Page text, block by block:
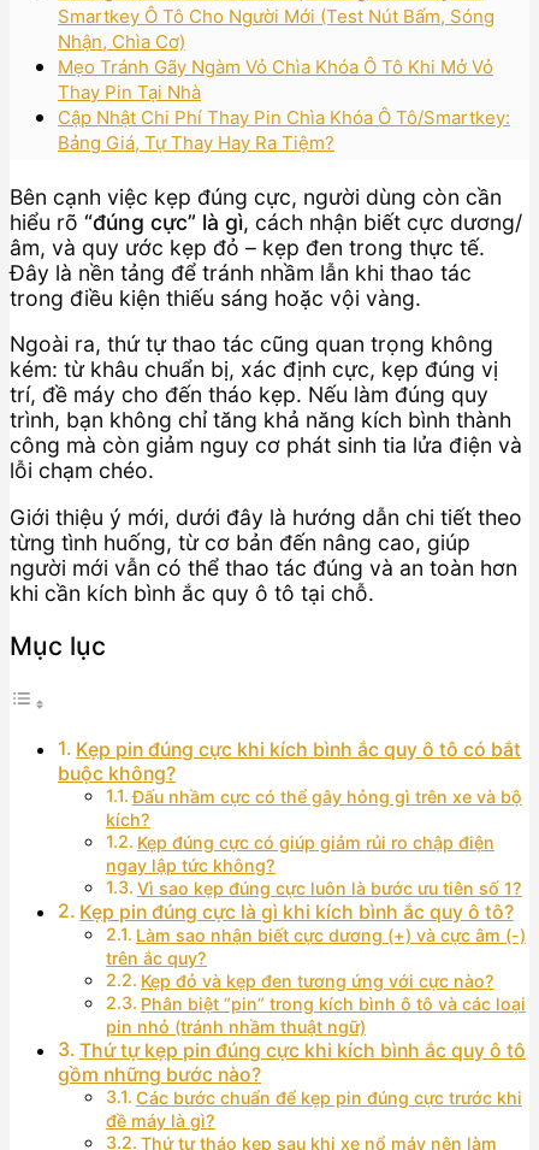
Smartkey Ô Tô Cho Người Mới (Test Nút Bấm, Sóng
Nhận, Chìa Cơ)
Mẹo Tránh Gãy Ngàm Vỏ Chìa Khóa Ô Tô Khi Mở Vỏ
Thay Pin Tại Nhà
Cập Nhật Chi Phí Thay Pin Chìa Khóa Ô Tô/Smartkey:
Bảng Giá, Tự Thay Hay Ra Tiệm?
Bên cạnh việc kẹp đúng cực, người dùng còn cần
hiểu rõ “đúng cực” là gì, cách nhận biết cực dương/
âm, và quy ước kẹp đỏ – kẹp đen trong thực tế.
Đây là nền tảng để tránh nhầm lẫn khi thao tác
trong điều kiện thiếu sáng hoặc vội vàng.
Ngoài ra, thứ tự thao tác cũng quan trọng không
kém: từ khâu chuẩn bị, xác định cực, kẹp đúng vị
trí, đề máy cho đến tháo kẹp. Nếu làm đúng quy
trình, bạn không chỉ tăng khả năng kích bình thành
công mà còn giảm nguy cơ phát sinh tia lửa điện và
lỗi chạm chéo.
Giới thiệu ý mới, dưới đây là hướng dẫn chi tiết theo
từng tình huống, từ cơ bản đến nâng cao, giúp
người mới vẫn có thể thao tác đúng và an toàn hơn
khi cần kích bình ắc quy ô tô tại chỗ.
Mục lục
Kẹp pin đúng cực khi kích bình ắc quy ô tô có bắt
buộc không?
Đấu nhầm cực có thể gây hỏng gì trên xe và bộ
kích?
Kẹp đúng cực có giúp giảm rủi ro chập điện
ngay lập tức không?
Vì sao kẹp đúng cực luôn là bước ưu tiên số 1?
Kẹp pin đúng cực là gì khi kích bình ắc quy ô tô?
Làm sao nhận biết cực dương (+) và cực âm (-)
trên ắc quy?
Kẹp đỏ và kẹp đen tương ứng với cực nào?
Phân biệt “pin” trong kích bình ô tô và các loại
pin nhỏ (tránh nhầm thuật ngữ)
Thứ tự kẹp pin đúng cực khi kích bình ắc quy ô tô
gồm những bước nào?
Các bước chuẩn để kẹp pin đúng cực trước khi
đề máy là gì?
Thứ tự tháo kẹp sau khi xe nổ máy nên làm